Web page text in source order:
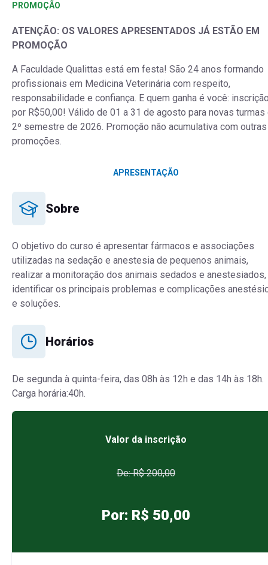
PROMOÇÃO
ATENÇÃO: OS VALORES APRESENTADOS JÁ ESTÃO EM
PROMOÇÃO
A Faculdade Qualittas está em festa! São 24 anos formando
profissionais em Medicina Veterinária com respeito,
responsabilidade e confiança. E quem ganha é você:
por R$50,00! Válido de 01 a 31 de agosto para novas turmas
2º semestre de 2026. Promoção não acumulativa com outras
promoções.
APRESENTAÇÃO
Sobre
O objetivo do curso é apresentar fármacos e associações
utilizadas na sedação e anestesia de pequenos animais,
realizar a monitoração dos animais sedados e anestesiados,
identificar os principais problemas e complicações
e soluções.
Horários
De segunda à quinta-feira, das 08h às 12h e das 14h às 18h.
Carga horária:40h.
Valor da inscrição
De: R$200,00
Por: R$ 50,00